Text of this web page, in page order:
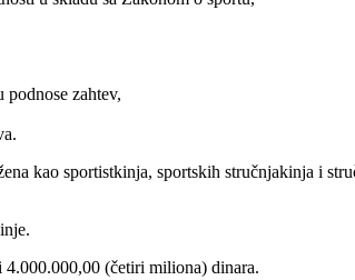
zahtev,
kao sportistkinja, sportskih stručnjakinja i
4.000.000,00 (četiri miliona) dinara.